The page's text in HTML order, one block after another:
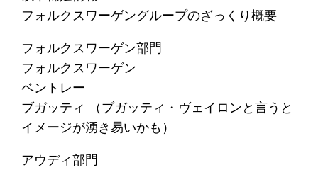
フォルクスワーゲングループのざっくり概要
フォルクスワーゲン部門
フォルクスワーゲン
ベントレー
ブガッティ （ブガッティ・ヴェイロンと言うと
イメージが湧き易いかも）
アウディ部門